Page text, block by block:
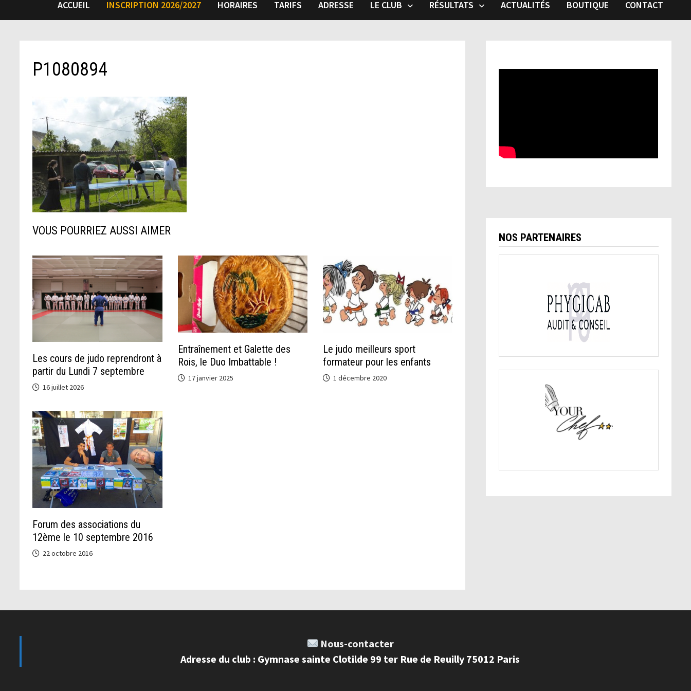
ACCUEIL INSCRIPTION 2026/2027 HORAIRES TARIFS ADRESSE LE CLUB RÉSULTATS ACTUALITÉS BOUTIQUE CONTACT
P1080894
VOUS POURRIEZ AUSSI AIMER
Les cours de judo reprendront à
partir du Lundi 7 septembre
16 juillet 2026
Entraînement et Galette des
Rois, le Duo Imbattable !
17 janvier 2025
Le judo meilleurs sport
formateur pour les enfants
1 décembre 2020
Forum des associations du
12ème le 10 septembre 2016
22 octobre 2016
NOS PARTENAIRES
Nous-contacter
Adresse du club : Gymnase sainte Clotilde 99 ter Rue de Reuilly 75012 Paris